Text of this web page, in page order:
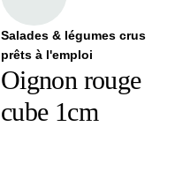
Salades & légumes crus
prêts à l'emploi
Oignon rouge
cube 1cm